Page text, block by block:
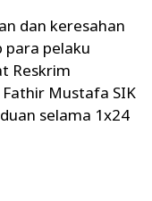
dan keresahan
pelaku
Reskrim
Mustafa SIK
selama 1x24